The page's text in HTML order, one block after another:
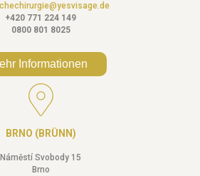
+420 771 224 149
0800 801 8025
Informationen
BRNO (BRÜNN)
Náměstí Svobody 15
Brno